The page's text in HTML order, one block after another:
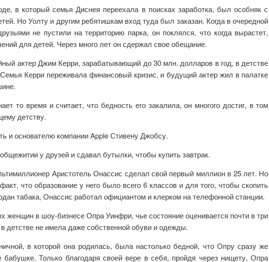
в который семья Диснея переехала в поисках заработка, был особняк с
Но Уолту и другим ребятишкам вход туда был заказан. Когда в очередной
не пустили на территорию парка, он поклялся, что когда вырастет,
для детей. Через много лет он сдержал свое обещание.
актер Джим Керри, зарабатывающий до 30 млн. долларов в год, в детстве
Керри переживала финансовый кризис, и будущий актер жил в палатке
то время и считает, что бедность его закалила, он многого достиг, в том
детству.
и основателю компании Apple Стивену Джобсу.
у друзей и сдавал бутылки, чтобы купить завтрак.
Аристотель Онассис сделал свой первый миллион в 25 лет. Но
что образование у него было всего 6 классов и для того, чтобы скопить
табака, Онассис работал официантом и клерком на телефонной станции.
женщин в шоу-бизнесе Опра Уинфри, чье состояние оценивается почти в три
детстве не имела даже собственной обуви и одежды.
в которой она родилась, была настолько бедной, что Опру сразу же
бабушке. Только благодаря своей вере в себя, пройдя через нищету, Опра